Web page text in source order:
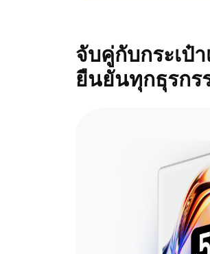
จับคู่กับกระเป๋
ยืนยันทุกธุรก